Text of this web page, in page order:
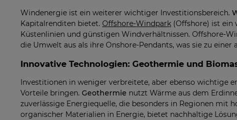
Windenergie ist ein weiterer wichtiger Investitionsbereich.
Kapitalrenditen bietet. Offshore-Windpark (Offshore) ist ein
Küstenlinien und günstigen Windverhältnissen. Offshore-
die Umwelt aus als ihre Onshore-Pendants, was sie zu
Innovative Technologien: Geothermie und
Investitionen in weniger verbreitete, aber ebenso wichtige
Vorteile bringen. Geothermie nutzt Wärme aus dem
zuverlässige Energiequelle, die besonders in Regionen mit
organischer Materialien in Energie, bietet nachhaltige